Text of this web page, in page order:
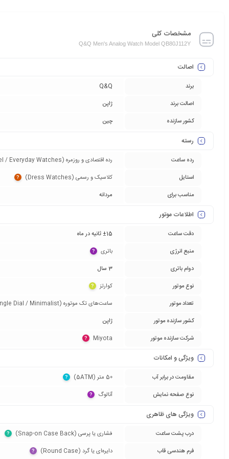
مشخصات کلی
Q&Q Men's Analog Watch Model QB80J112Y
اصالت
برند
Q&Q
اصالت برند
ژاپن
کشور سازنده
چین
رسته
رده ساعت
رده اقتصادی و روزمره (Entry-Level / Everyday Watches)‏
استایل
کلاسیک و رسمی (Dress Watches)‏ ?
مناسب برای مردانه
اطلاعات موتور
دقت ساعت
±15 ثانیه در ماه
منبع انرژی
باتری‏ ?
دوام باتری
3 سال
نوع موتور
کوارتز‏ ?
تعداد موتور
ساعت‌های تک موتوره (Single Dial / Minimalist)‏
کشور سازنده موتور
ژاپن
شرکت سازنده موتور
Miyota‏
?
ویژگی و امکانات
مقاومت در برابر آب 50 متر (5ATM)‏ ?
نوع صفحه نمایش آنالوگ‏ ?
ویژگی های ظاهری
درب پشت ساعت فشاری یا پرسی (Snap-on Case Back)‏ ?
فرم هندسی قاب دایره‌ای یا گرد (Round Case)‏ ?